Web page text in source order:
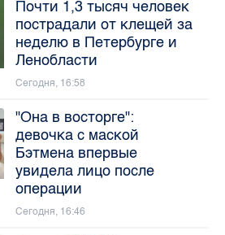
Почти 1,3 тысяч человек
пострадали от клещей за
неделю в Петербурге и
Ленобласти
Сегодня, 16:58
"Она в восторге":
девочка с маской
Бэтмена впервые
увидела лицо после
операции
Сегодня, 16:46